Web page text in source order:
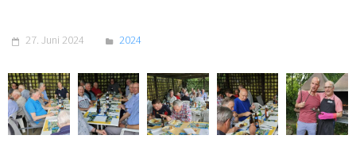
27. Juni 2024 2024